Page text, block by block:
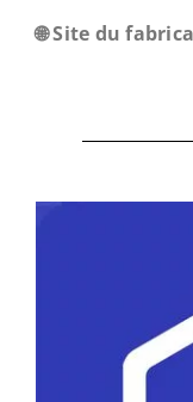
🌐 Site du